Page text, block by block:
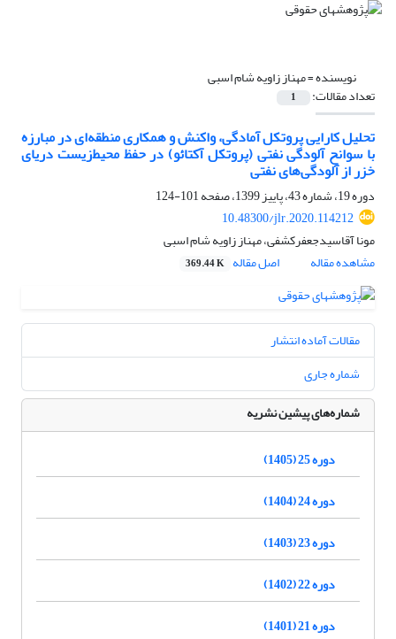
نویسنده =مهناز زاویه شام اسبی
تعداد مقالات: 1
تحلیل کارایی پروتکل آمادگی، واکنش و همکاری منطقه‌ای در مبارزه
با سوانح آلودگی نفتی (پروتکل آکتائو) در حفظ محیط‌زیست دریای
خزر از آلودگی‌های نفتی‎‬‬‬‬‬‬‎
دوره 19، شماره 43، پاییز 1399، صفحه
101-124
10.48300/jlr.2020.114212
مونا آقاسیدجعفرکشفی، مهناز زاویه شام اسبی
مشاهده مقاله
اصل مقاله 369.44 K
مقالات آماده انتشار
شماره جاری
شماره‌های پیشین نشریه
دوره 25 (1405)
دوره 24 (1404)
دوره 23 (1403)
دوره 22 (1402)
دوره 21 (1401)